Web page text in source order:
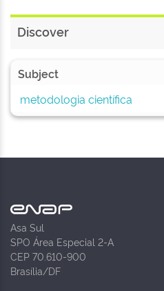
Discover
Subject
metodologia científica
Asa Sul
SPO Área Especial 2-A
CEP 70.610-900
Brasília/DF